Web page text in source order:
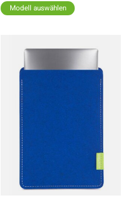
Modell auswählen